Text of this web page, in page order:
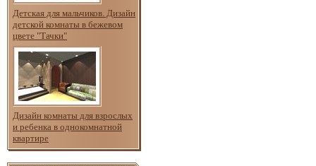
Детская для мальчиков. Дизайн
детской комнаты в бежевом
цвете "Тачки"
Дизайн комнаты для взрослых
и ребенка в однокомнатной
квартире